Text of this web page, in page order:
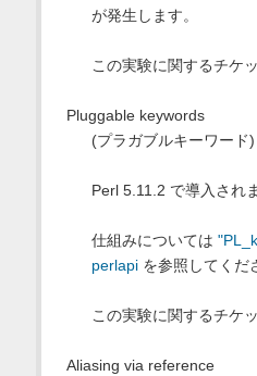
が発生します。
この実験に関するチケ
Pluggable keywords
(プラガブルキーワード)
Perl 5.11.2 で導入され
仕組みについては
perlapiを参照してくだ
この実験に関するチケ
Aliasing via reference